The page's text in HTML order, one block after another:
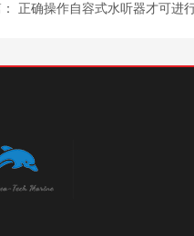
正确操作自容式水听器才可进